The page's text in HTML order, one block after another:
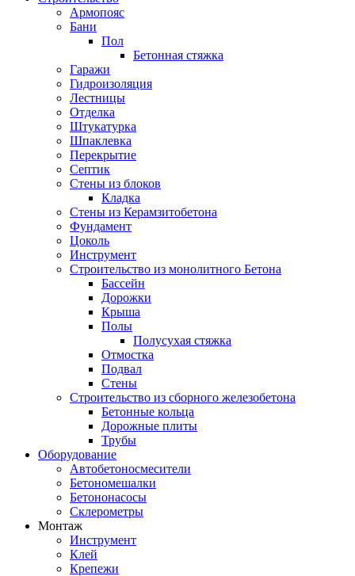
Армопояс
Бани
Пол
Бетонная стяжка
Гаражи
Гидроизоляция
Лестницы
Отделка
Штукатурка
Шпаклевка
Перекрытие
Септик
Стены из блоков
Кладка
Стены из Керамзитобетона
Фундамент
Цоколь
Инструмент
Строительство из монолитного Бетона
Бассейн
Дорожки
Крыша
Полы
Полусухая стяжка
Отмостка
Подвал
Стены
Строительство из сборного железобетона
Бетонные кольца
Дорожные плиты
Трубы
Оборудование
Автобетоносмесители
Бетономешалки
Бетононасосы
Склерометры
Монтаж
Инструмент
Клей
Крепежи